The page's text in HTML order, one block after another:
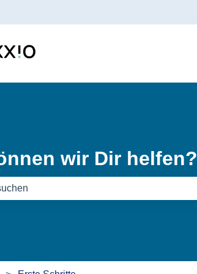
für Übersetzungen anzeigen
wir Dir helfen?